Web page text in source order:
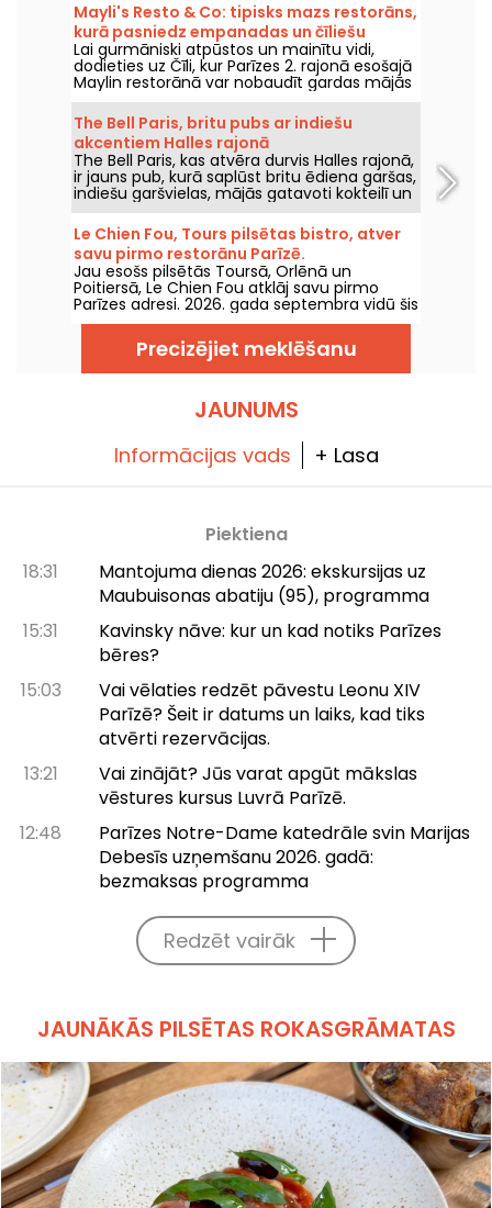
Mayli's Resto & Co: tipisks mazs restorāns,
kurā pasniedz empanadas un čīliešu
ēdienus.
Lai gurmāniski atpūstos un mainītu vidi,
dodieties uz Čīli, kur Parīzes 2. rajonā esošajā
Maylin restorānā var nobaudīt gardas mājās
gatavotas empanadas un Latīņamerikas
ēdienus.
The Bell Paris, britu pubs ar indiešu
akcentiem Halles rajonā
The Bell Paris, kas atvēra durvis Halles rajonā,
ir jauns pub, kurā saplūst britu ēdiena garšas,
indiešu garšvielas, mājās gatavoti kokteilī un
amatnieku alus, visu veido Džims Hāmiltons.
Le Chien Fou, Tours pilsētas bistro, atver
savu pirmo restorānu Parīzē.
Jau esošs pilsētās Toursā, Orlēnā un
Poitiersā, Le Chien Fou atklāj savu pirmo
Parīzes adresi. 2026. gada septembra vidū šis
bistro, kas ir slavens ar mājās gatavoto
virtuvi, dalāmajiem ēdieniem un vīnu
pagrabu, atvērs durvis Feydeau ielā Parīzes 2.
rajonā.
Precizējiet meklēšanu
JAUNUMS
Informācijas vads + Lasa
Piektiena
18:31
Mantojuma dienas 2026: ekskursijas uz
Maubuisonas abatiju (95), programma
15:31
Kavinsky nāve: kur un kad notiks Parīzes
bēres?
15:03
Vai vēlaties redzēt pāvestu Leonu XIV
Parīzē? Šeit ir datums un laiks, kad tiks
atvērti rezervācijas.
13:21
Vai zinājāt? Jūs varat apgūt mākslas
vēstures kursus Luvrā Parīzē.
12:48
Parīzes Notre-Dame katedrāle svin Marijas
Debesīs uzņemšanu 2026. gadā:
bezmaksas programma
Redzēt vairāk
JAUNĀKĀS PILSĒTAS ROKASGRĀMATAS